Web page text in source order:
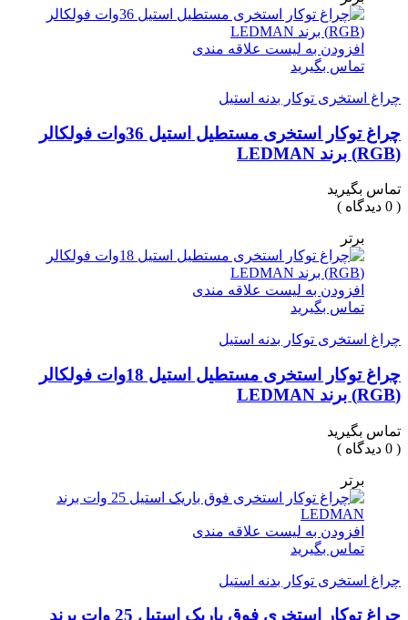
افزودن به لیست علاقه مندی
تماس بگیرید
چراغ استخری توکار بدنه استیل
چراغ توکار استخری مستطیل استیل 36وات فولکالر
(RGB) برند LEDMAN
تماس بگیرید
( 0 دیدگاه )
برتر
افزودن به لیست علاقه مندی
تماس بگیرید
چراغ استخری توکار بدنه استیل
چراغ توکار استخری مستطیل استیل 18وات فولکالر
(RGB) برند LEDMAN
تماس بگیرید
( 0 دیدگاه )
برتر
افزودن به لیست علاقه مندی
تماس بگیرید
چراغ استخری توکار بدنه استیل
چراغ توکار استخری فوق باریک استیل 25 وات برند